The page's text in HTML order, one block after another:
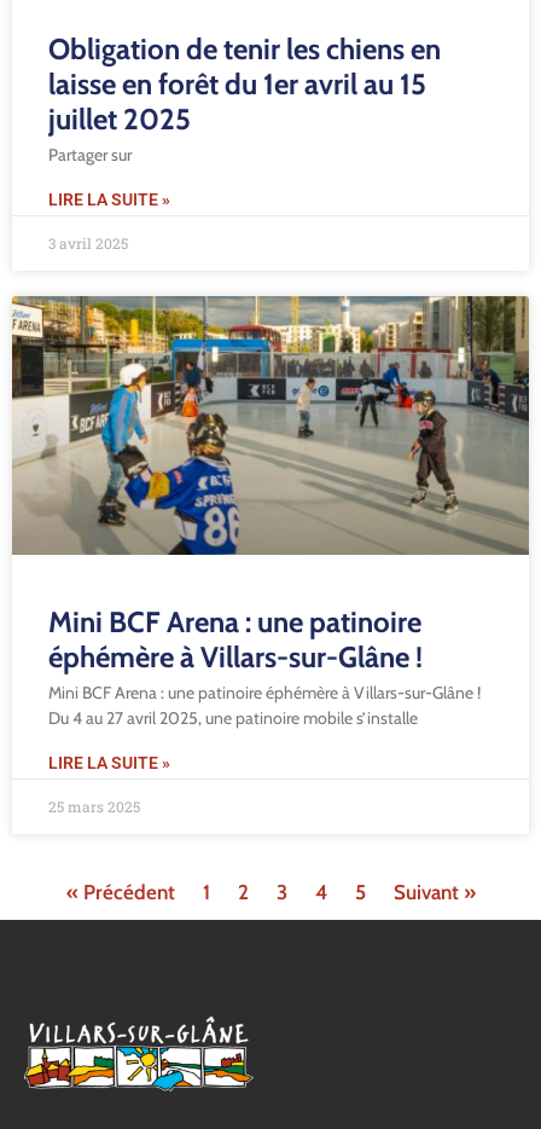
Obligation de tenir les chiens en
laisse en forêt du 1er avril au 15
juillet 2025
Partager sur
LIRE LA SUITE »
3 avril 2025
Mini BCF Arena : une patinoire
éphémère à Villars-sur-Glâne !
Mini BCF Arena : une patinoire éphémère à Villars-sur-Glâne !
Du 4 au 27 avril 2025, une patinoire mobile s’installe
LIRE LA SUITE »
25 mars 2025
« Précédent 1 2 3 4 5 Suivant »